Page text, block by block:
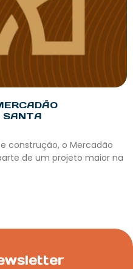
SANTA
construção, o Mercadão
de um projeto maior na